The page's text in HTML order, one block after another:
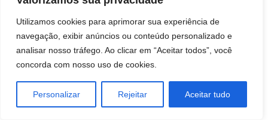
Utilizamos cookies para aprimorar sua experiência de
navegação, exibir anúncios ou conteúdo personalizado e
analisar nosso tráfego. Ao clicar em “Aceitar todos”, você
concorda com nosso uso de cookies.
Personalizar Rejeitar Aceitar tudo
Consultas e trabalhos espirituais
Brasil - Santa Catarina - São José